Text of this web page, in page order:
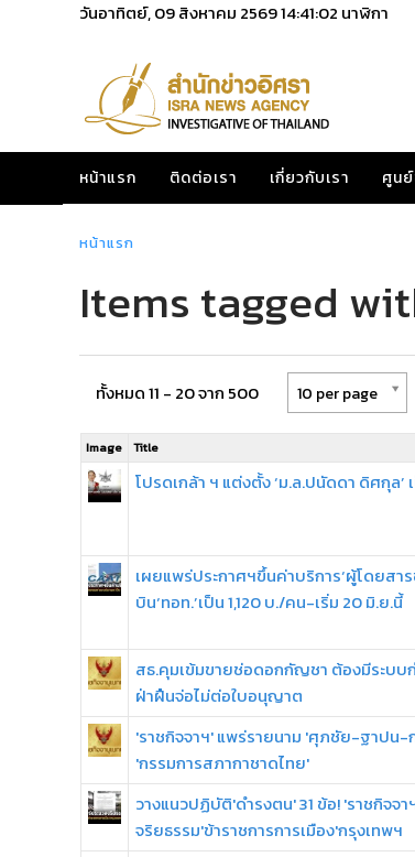
วันอาทิตย์, 09 สิงหาคม 256914:41:02 นาฬิกา
หน้าแรก ติดต่อเรา เกี่ยวกับเรา ศูน
หน้าแรก
Items tagged
ทั้งหมด 11 - 20 จาก 500 10 per page
Image Title
โปรดเกล้า ฯ แต่งตั้ง ‘ม.ล.ปนัดดา ดิศกุล’
เผยแพร่ประกาศฯขึ้นค่าบริการ‘ผู้โดยสา
บิน‘ทอท.’เป็น 1,120 บ./คน-เริ่ม 20 มิ.ย.นี้
สธ.คุมเข้มขายช่อดอกกัญชา ต้องมีระบ
ฝ่าฝืนจ่อไม่ต่อใบอนุญาต
'ราชกิจจาฯ' แพร่รายนาม 'ศุภชัย-ฐาปน-
'กรรมการสภากาชาดไทย'
วางแนวปฏิบัติ'ดำรงตน' 31 ข้อ! 'ราชกิจจ
จริยธรรม'ข้าราชการการเมือง'กรุงเทพฯ